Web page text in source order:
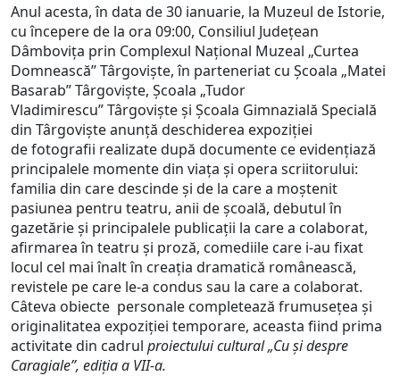
Anul acesta, în data de 30 ianuarie, la Muzeul de Istorie,
cu începere de la ora 09:00, Consiliul Judeţean
Dâmboviţa prin Complexul Naţional Muzeal „Curtea
Domnească” Târgovişte, în parteneriat cu Şcoala „Matei
Basarab” Târgovişte, Şcoala „Tudor
Vladimirescu” Târgovişte şi Şcoala Gimnazială Specială
din Târgovişte anunţă deschiderea expoziţiei
de fotografii realizate după documente ce evidenţiază
principalele momente din viaţa şi opera scriitorului:
familia din care descinde şi de la care a moştenit
pasiunea pentru teatru, anii de şcoală, debutul în
gazetărie şi principalele publicaţii la care a colaborat,
afirmarea în teatru şi proză, comediile care i-au fixat
locul cel mai înalt în creaţia dramatică românească,
revistele pe care le-a condus sau la care a colaborat.
Câteva obiecte personale completează frumuseţea şi
originalitatea expoziţiei temporare, aceasta fiind prima
activitate din cadrul proiectului cultural „Cu şi despre
Caragiale”, ediţia a VII-a.